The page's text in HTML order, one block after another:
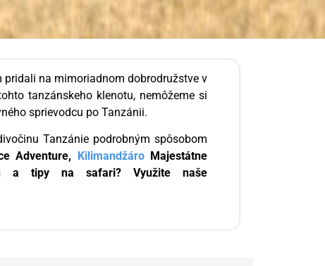
pridali na mimoriadnom dobrodružstve v
tanzánskeho klenotu, nemôžeme si
sprievodcu po Tanzánii.
Tanzánie podrobným spôsobom
Adventure, KilimandžároMajestátne
a tipy na safari? Využite naše